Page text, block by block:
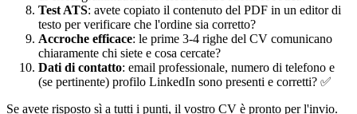
Test ATS: avete copiato il contenuto del PDF in un editor di
testo per verificare che l'ordine sia corretto?
Accroche efficace: le prime 3-4 righe del CV comunicano
chiaramente chi siete e cosa cercate?
Dati di contatto: email professionale, numero di telefono e
(se pertinente) profilo LinkedIn sono presenti e corretti? ✅
Se avete risposto sì a tutti i punti, il vostro CV è pronto per l'invio.